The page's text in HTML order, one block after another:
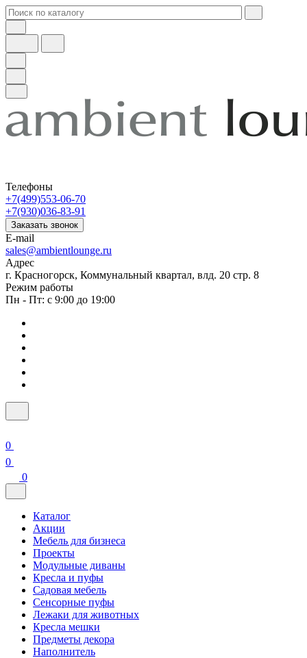
Телефоны
+7(499)553-06-70
+7(930)036-83-91
Заказать звонок
E-mail
sales@ambientlounge.ru
Адрес
г. Красногорск, Коммунальный квартал, влд. 20 стр. 8
Режим работы
Пн - Пт: с 9:00 до 19:00
0
0
0
Каталог
Акции
Мебель для бизнеса
Проекты
Модульные диваны
Кресла и пуфы
Садовая мебель
Сенсорные пуфы
Лежаки для животных
Кресла мешки
Предметы декора
Наполнитель